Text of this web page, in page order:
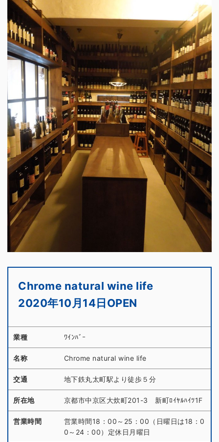
Chrome natural wine life
2020年10月14日OPEN
業種 ﾜｲﾝﾊﾞｰ
名称 Chrome natural wine life
交通 地下鉄丸太町駅より徒歩５分
所在地 京都市中京区大炊町201-3 新町ﾛｲﾔﾙﾊｲﾂ1F
営業時間
営業時間18：00～25：00（日曜日は18：0
0～24：00）定休日月曜日